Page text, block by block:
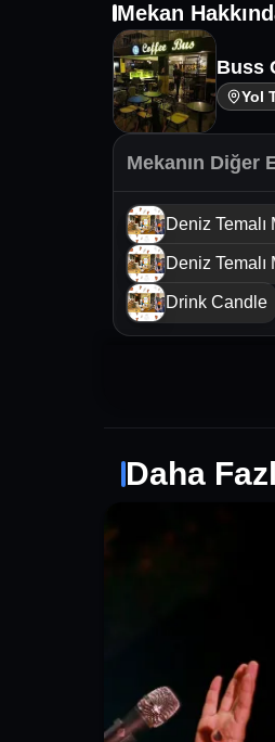
Mekan
Buss
Yol
Mekanın Diğer
Deniz Temalı
Deniz Temalı
Drink Candle
Daha